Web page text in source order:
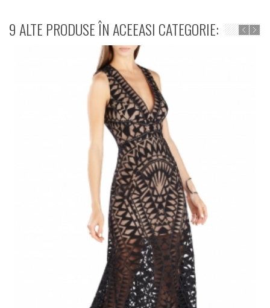
9 ALTE PRODUSE ÎN ACEEASI CATEGORIE: